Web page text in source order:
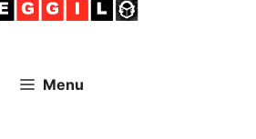
Menu